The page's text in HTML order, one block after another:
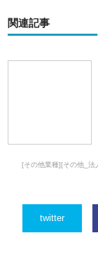
関連記事
[その他業種][その他_法
twitter